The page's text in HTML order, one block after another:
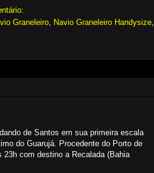
Graneleiro, Navio Graneleiro Handysize,
de Santos em sua primeira escala
do Guarujá. Procedente do Porto de
23h com destino a Recalada (Bahia